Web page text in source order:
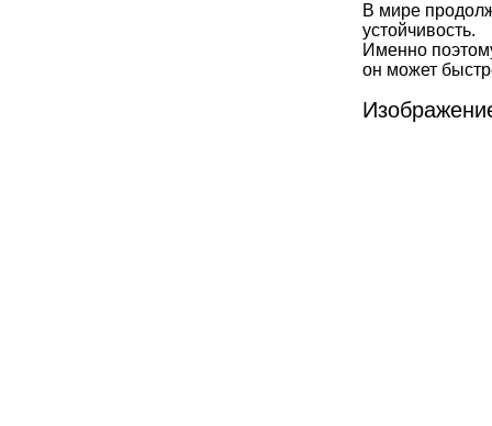
В мире
устойчивость.
Именно
он может